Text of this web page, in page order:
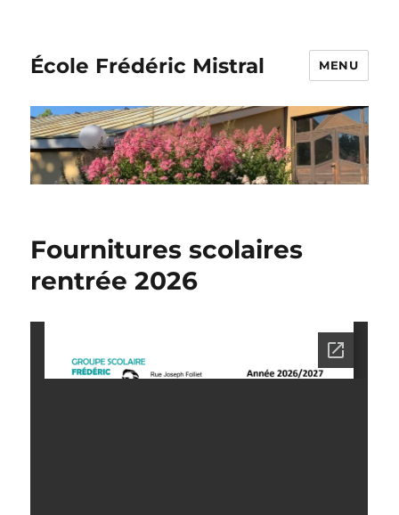
École Frédéric Mistral MENU
Fournitures scolaires
rentrée 2026